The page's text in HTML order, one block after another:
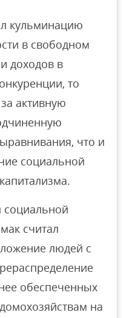
кульминацию
в свободном
доходов в
то
активную
что и
социальной
считал
людей с
обеспеченных
на